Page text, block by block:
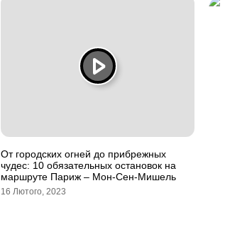
От городских огней до прибрежных
чудес: 10 обязательных остановок на
маршруте Париж – Мон-Сен-Мишель
16 Лютого, 2023